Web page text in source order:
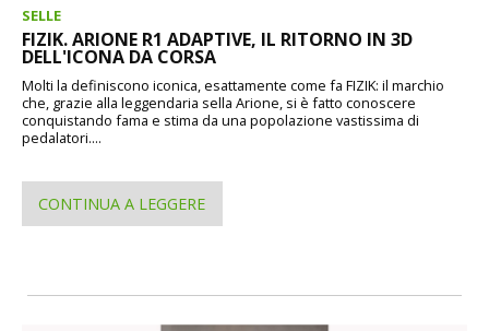
SELLE
FIZIK. ARIONE R1 ADAPTIVE, IL RITORNO IN 3D
DELL'ICONA DA CORSA
Molti la definiscono iconica, esattamente come fa FIZIK: il marchio
che, grazie alla leggendaria sella Arione, si è fatto conoscere
conquistando fama e stima da una popolazione vastissima di
pedalatori....
CONTINUA A LEGGERE